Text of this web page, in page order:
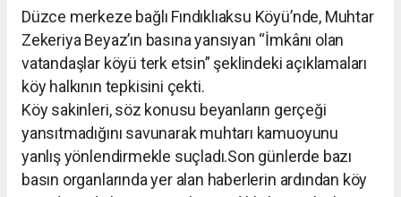
Düzce merkeze bağlı Fındıklıaksu Köyü’nde, Muhtar
Zekeriya Beyaz’ın basına yansıyan “İmkânı olan
vatandaşlar köyü terk etsin” şeklindeki açıklamaları
köy halkının tepkisini çekti.
Köy sakinleri, söz konusu beyanların gerçeği
yansıtmadığını savunarak muhtarı kamuoyunu
yanlış yönlendirmekle suçladı.Son günlerde bazı
basın organlarında yer alan haberlerin ardından köy